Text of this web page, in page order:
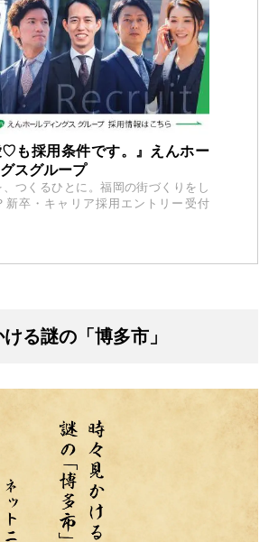
♡も採用条件です。』えんホー
スグループ
つくるひとに。福岡の街づくりをし
新卒・キャリア採用エントリー受付
る謎の「博多市」